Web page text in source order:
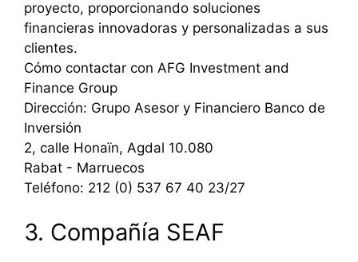
proyecto, proporcionando soluciones
financieras innovadoras y personalizadas a sus
clientes.
Cómo contactar con AFG Investment and
Finance Group
Dirección: Grupo Asesor y Financiero Banco de
Inversión
2, calle Honaïn, Agdal 10.080
Rabat - Marruecos
Teléfono: 212 (0) 537 67 40 23/27
3. Compañía SEAF